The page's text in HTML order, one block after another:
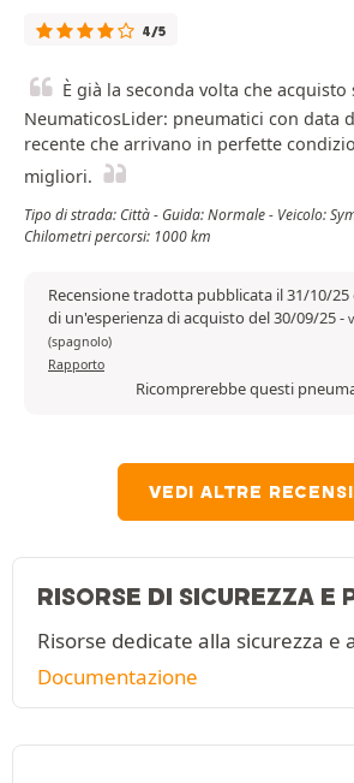
4/5
È già la seconda volta che acquisto
NeumaticosLider: pneumatici con data
recente che arrivano in perfette
migliori.
Tipo di strada: Città - Guida: Normale - Veicolo:
Chilometri percorsi: 1000 km
Recensione tradotta pubblicata il 31/10/25
di un'esperienza di acquisto del 30/09/25-
(spagnolo)
Rapporto
Ricomprerebbe questi
VEDI ALTRE
RISORSE DI SICUREZZA E
Risorse dedicate alla sicurezza e
Documentazione